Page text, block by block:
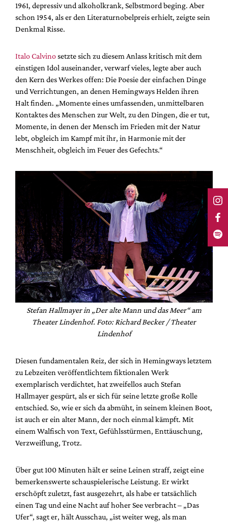
1961, depressiv und alkoholkrank, Selbstmord beging. Aber
schon 1954, als er den Literaturnobelpreis erhielt, zeigte sein
Denkmal Risse.
Italo Calvinosetzte sich zu diesem Anlass kritisch mit dem
einstigen Idol auseinander, verwarf vieles, legte aber auch
den Kern des Werkes offen: Die Poesie der einfachen Dinge
und Verrichtungen, an denen Hemingways Helden ihren
Halt finden. „Momente eines umfassenden, unmittelbaren
Kontaktes des Menschen zur Welt, zu den Dingen, die er tut,
Momente, in denen der Mensch im Frieden mit der Natur
lebt, obgleich im Kampf mit ihr, in Harmonie mit der
Menschheit, obgleich im Feuer des Gefechts.“
Stefan Hallmayer in „Der alte Mann und das Meer“ am
Theater Lindenhof. Foto: Richard Becker / Theater
Lindenhof
Diesen fundamentalen Reiz, der sich in Hemingways letztem
zu Lebzeiten veröffentlichtem fiktionalen Werk
exemplarisch verdichtet, hat zweifellos auch Stefan
Hallmayer gespürt, als er sich für seine letzte große Rolle
entschied. So, wie er sich da abmüht, in seinem kleinen Boot,
ist auch er ein alter Mann, der noch einmal kämpft. Mit
einem Walfisch von Text, Gefühlsstürmen, Enttäuschung,
Verzweiflung, Trotz.
Über gut 100 Minuten hält er seine Leinen straff, zeigt eine
bemerkenswerte schauspielerische Leistung. Er wirkt
erschöpft zuletzt, fast ausgezehrt, als habe er tatsächlich
einen Tag und eine Nacht auf hoher See verbracht – „Das
Ufer“, sagt er, hält Ausschau, „ist weiter weg, als man